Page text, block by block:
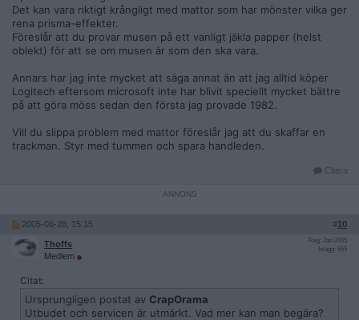
Det kan vara riktigt krångligt med mattor som har mönster vilka ger
rena prisma-effekter.
Föreslår att du provar musen på ett vanligt jäkla papper (helst
oblekt) för att se om musen är som den ska vara.
Annars har jag inte mycket att säga annat än att jag alltid köper
Logitech eftersom microsoft inte har blivit speciellt mycket bättre
på att göra möss sedan den första jag provade 1982.
Vill du slippa problem med mattor föreslår jag att du skaffar en
trackman. Styr med tummen och spara handleden.
Citera
2005-06-28, 15:15 #10
Thoffs
Medlem
Reg: Jan 2005
Inlägg: 655
Citat:
Ursprungligen postat av CrapOrama
Utbudet och servicen är utmärkt. Vad mer kan man begära?